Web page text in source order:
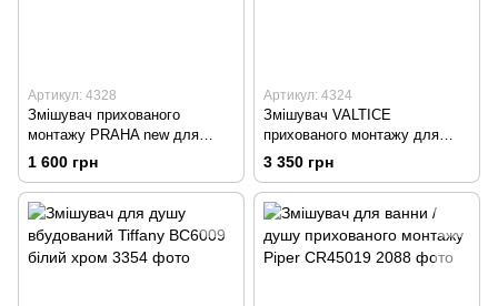
Артикул: 4328
Змішувач прихованого
монтажу PRAHA new для
душу
1 600 грн
Артикул: 4324
Змішувач VALTICE
прихованого монтажу для
душу
3 350 грн